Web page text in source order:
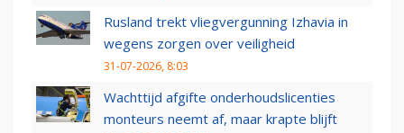
Rusland trekt vliegvergunning Izhavia in
wegens zorgen over veiligheid
31-07-2026, 8:03
Wachttijd afgifte onderhoudslicenties
monteurs neemt af, maar krapte blijft